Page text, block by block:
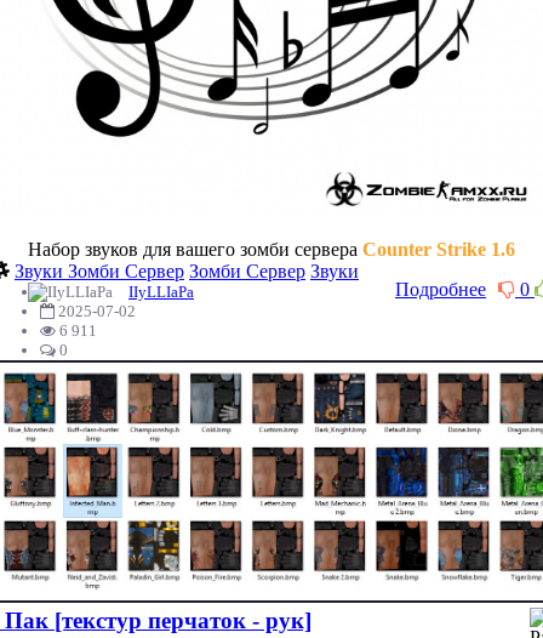
Набор звуков для вашего зомби сервера Counter Strike 1.6
Звуки Зомби Сервер Зомби Сервер Звуки
0
Подробнее
IIyLLIaPa
2025-07-02
6 911
0
Пак [текстур перчаток - рук]